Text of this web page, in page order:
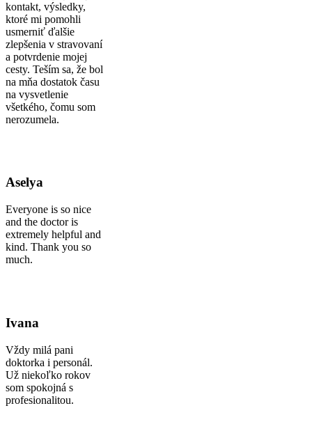
kontakt, výsledky,
ktoré mi pomohli
usmerniť ďalšie
zlepšenia v stravovaní
a potvrdenie mojej
cesty. Teším sa, že bol
na mňa dostatok času
na vysvetlenie
všetkého, čomu som
nerozumela.
Aselya
Everyone is so nice
and the doctor is
extremely helpful and
kind. Thank you so
much.
Ivana
Vždy milá pani
doktorka i personál.
Už niekoľko rokov
som spokojná s
profesionalitou.